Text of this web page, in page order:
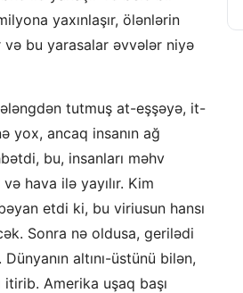
yaxınlaşır, ölənlərin
və bu yarasalar əvvələr niyə
tutmuş at-eşşəyə, it-
yox, ancaq insanın ağ
bu, insanları məhv
hava ilə yayılır. Kim
etdi ki, bu viriusun hansı
Sonra nə oldusa, gerilədi
altını-üstünü bilən,
Amerika uşaq başı